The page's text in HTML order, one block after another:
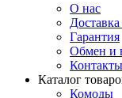
О нас
Гарантия
Обмен и
Контакты
Каталог
Комоды